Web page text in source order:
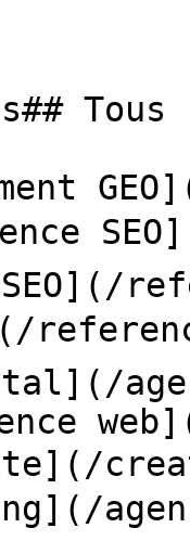
SEO](/